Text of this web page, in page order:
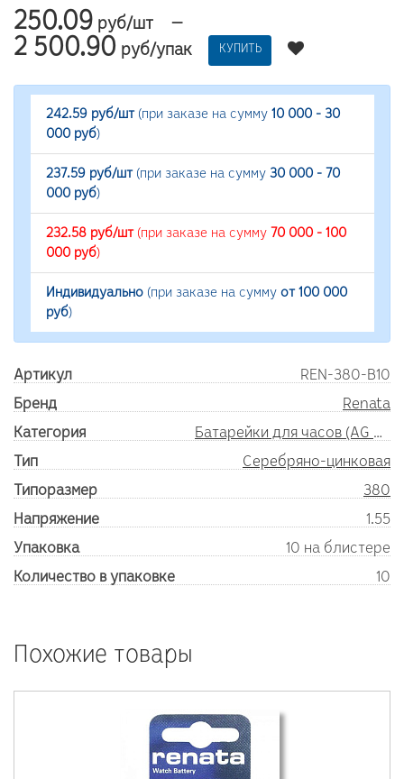
250.09 руб/шт —
2 500.90 руб/упак КУПИТЬ
242.59 руб/шт(при заказе на сумму 10 000 - 30
000 руб)
237.59 руб/шт(при заказе на сумму 30 000 - 70
000 руб)
232.58 руб/шт(при заказе на сумму 70 000 - 100
000 руб)
Индивидуально (при заказе на сумму от 100 000
руб)
Артикул
REN-380-B10
Бренд
Renata
Категория
Батарейки для часов (AG SR)
Тип
Серебряно-цинковая
Типоразмер
380
Напряжение
1.55
Упаковка
10 на блистере
Количество в упаковке
10
Похожие товары